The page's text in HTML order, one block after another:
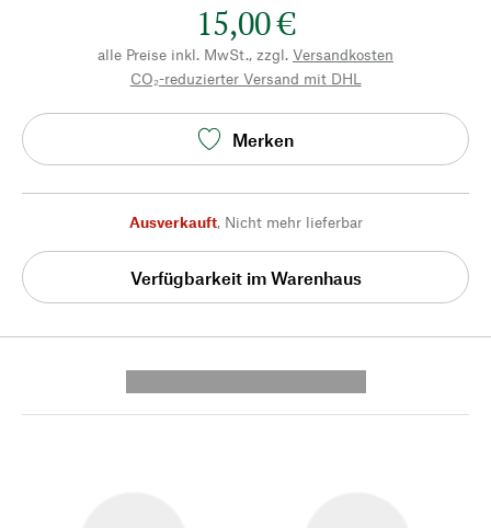
15,00 €
alle Preise inkl. MwSt., zzgl. Versandkosten
CO₂-reduzierter Versand mit DHL
Merken
Ausverkauft, Nicht mehr lieferbar
Verfügbarkeit im Warenhaus